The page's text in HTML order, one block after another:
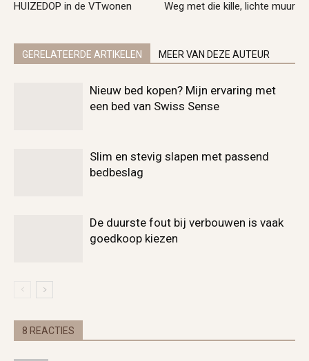
HUIZEDOP in de VTwonen Weg met die kille, lichte muur
GERELATEERDE ARTIKELEN MEER VAN DEZE AUTEUR
Nieuw bed kopen? Mijn ervaring met
een bed van Swiss Sense
Slim en stevig slapen met passend
bedbeslag
De duurste fout bij verbouwen is vaak
goedkoop kiezen
8 REACTIES